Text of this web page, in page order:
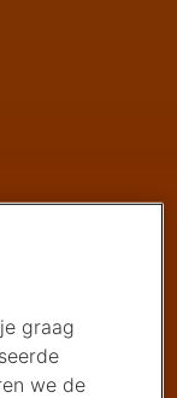
graag
we de